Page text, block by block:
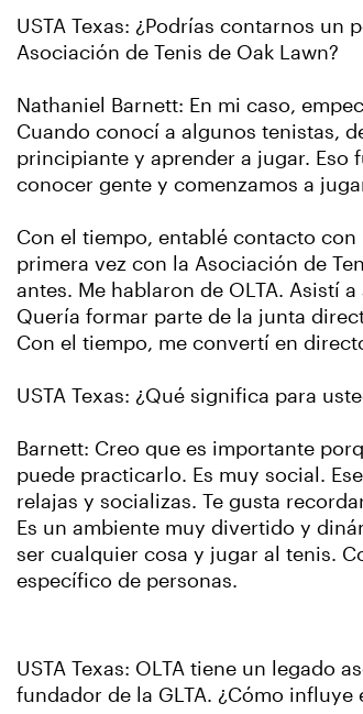
USTA Texas: ¿Podrías contarnos
Asociación de Tenis de Oak Lawn?
Nathaniel Barnett: En mi caso,
Cuando conocí a algunos tenistas,
principiante y aprender a jugar. Eso
conocer gente y comenzamos a
Con el tiempo, entablé contacto
primera vez con la Asociación de
antes. Me hablaron de OLTA. Asistí
Quería formar parte de la junta
Con el tiempo, me convertí en
USTA Texas: ¿Qué significa para
Barnett: Creo que es importante
puede practicarlo. Es muy social.
relajas y socializas. Te gusta
Es un ambiente muy divertido y
ser cualquier cosa y jugar al tenis.
específico de personas.
USTA Texas: OLTA tiene un legado
fundador de la GLTA. ¿Cómo